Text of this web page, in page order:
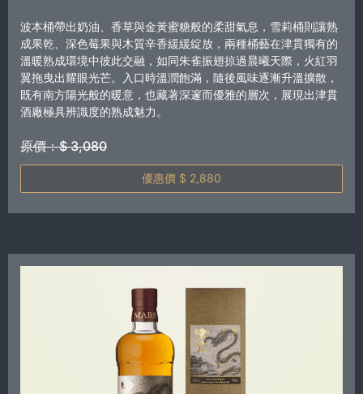
波本桶帶出奶油、香草與金黃蜜糖般的柔甜氣息，雪莉桶則讓熟
成果乾、深色莓果與木質辛香緩緩綻放，兩種桶藝在津貫獨有的
溫暖熟成環境中彼此交融，如同朱雀振翅掠過晨曦天際，火紅羽
翼拖曳出耀眼光芒。入口時溫潤飽滿，隨後風味逐漸升溫擴散，
既有南方陽光般的暖意，也藏著深邃而優雅的層次，展現出津貫
酒廠極具辨識度的熟成魅力。
原價：$ 3,080
優惠價 $ 2,880